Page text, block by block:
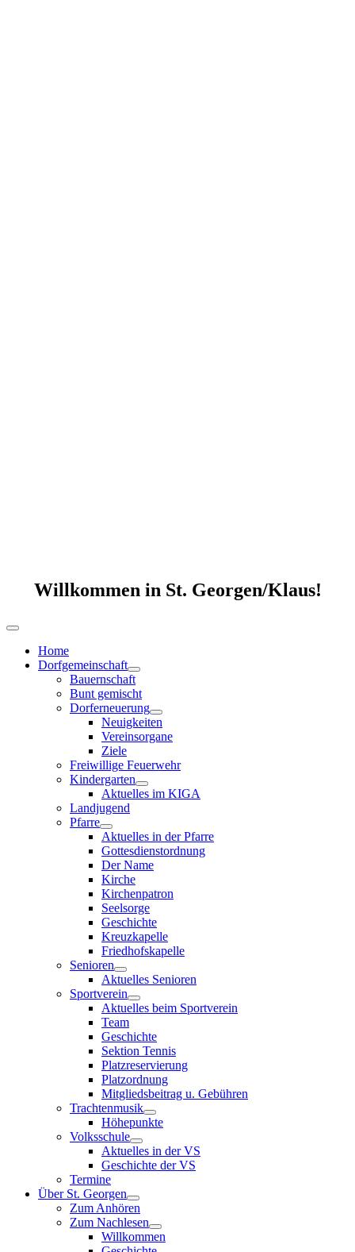
Willkommen in St. Georgen/Klaus!
Home
Dorfgemeinschaft
Bauernschaft
Bunt gemischt
Dorferneuerung
Neuigkeiten
Vereinsorgane
Ziele
Freiwillige Feuerwehr
Kindergarten
Aktuelles im KIGA
Landjugend
Pfarre
Aktuelles in der Pfarre
Gottesdienstordnung
Der Name
Kirche
Kirchenpatron
Seelsorge
Geschichte
Kreuzkapelle
Friedhofskapelle
Senioren
Aktuelles Senioren
Sportverein
Aktuelles beim Sportverein
Team
Geschichte
Sektion Tennis
Platzreservierung
Platzordnung
Mitgliedsbeitrag u. Gebühren
Trachtenmusik
Höhepunkte
Volksschule
Aktuelles in der VS
Geschichte der VS
Termine
Über St. Georgen
Zum Anhören
Zum Nachlesen
Willkommen